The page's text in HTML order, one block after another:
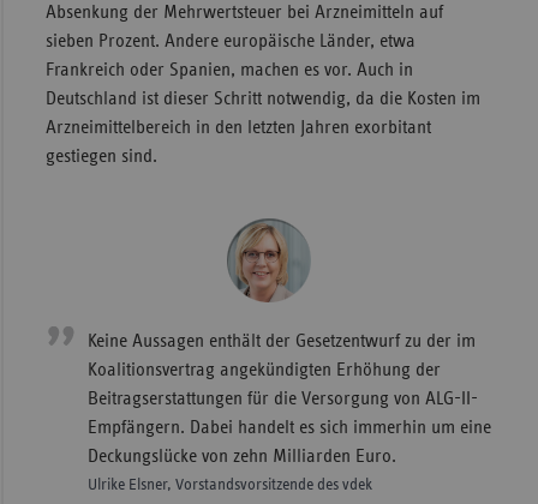
Absenkung der Mehrwertsteuer bei Arzneimitteln auf
sieben Prozent. Andere europäische Länder, etwa
Frankreich oder Spanien, machen es vor. Auch in
Deutschland ist dieser Schritt notwendig, da die Kosten im
Arzneimittelbereich in den letzten Jahren exorbitant
gestiegen sind.
Keine Aussagen enthält der Gesetzentwurf zu der im
Koalitionsvertrag angekündigten Erhöhung der
Beitragserstattungen für die Versorgung von ALG-II-
Empfängern. Dabei handelt es sich immerhin um eine
Deckungslücke von zehn Milliarden Euro.
Ulrike Elsner, Vorstandsvorsitzende des vdek